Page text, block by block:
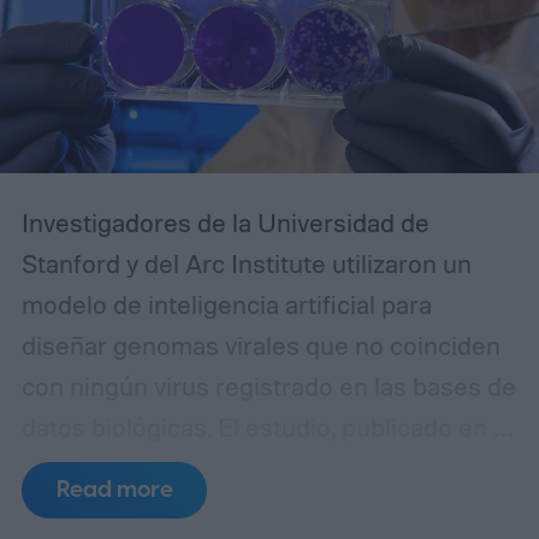
especialmente sólido en Windows.
Investigadores de la Universidad de
Stanford y del Arc Institute utilizaron un
modelo de inteligencia artificial para
diseñar genomas virales que no coinciden
revista Science, demostró que 16 de las
secuencias creadas por el sistema
Read more